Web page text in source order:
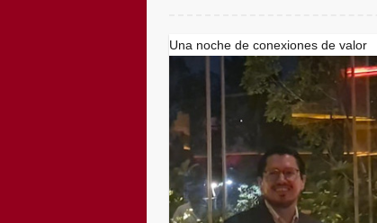
Una noche de conexiones de valor